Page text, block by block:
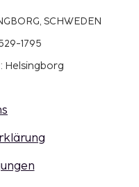
SCHWEDEN
1795
Helsingborg